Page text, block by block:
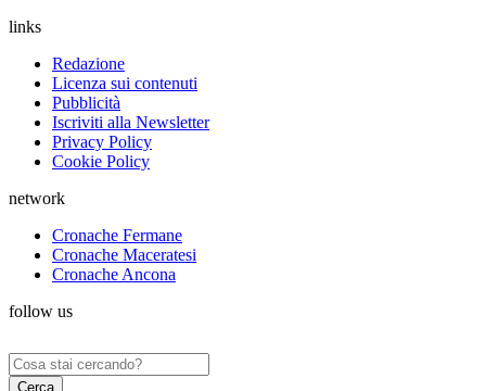
links
Redazione
Licenza sui contenuti
Pubblicità
Iscriviti alla Newsletter
Privacy Policy
Cookie Policy
network
Cronache Fermane
Cronache Maceratesi
Cronache Ancona
follow us
Ricerca
per: